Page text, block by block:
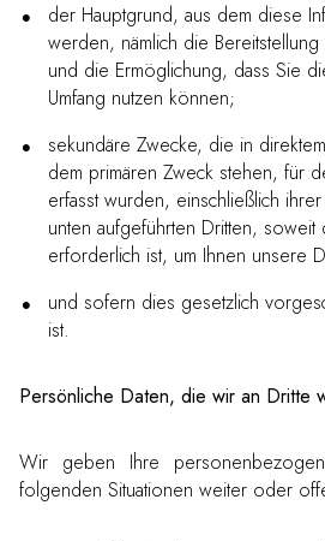
der Hauptgrund, aus dem diese
werden, nämlich die
und die Ermöglichung, dass Sie
Umfang nutzen können;
sekundäre Zwecke, die in
dem primären Zweck stehen, für
erfasst wurden, einschließlich
unten aufgeführten Dritten,
erforderlich ist, um Ihnen unsere
und sofern dies gesetzlich
ist.
Persönliche Daten, die wir an Dritte
Wir geben Ihre
folgenden Situationen weiter oder